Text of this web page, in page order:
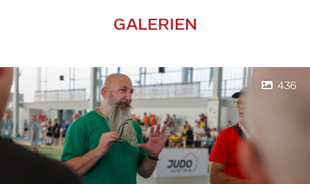
GALERIEN
436